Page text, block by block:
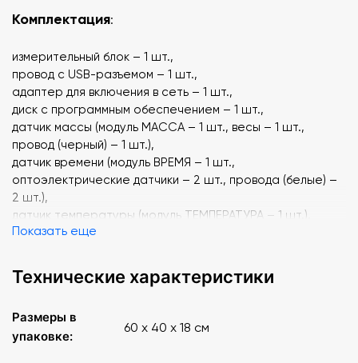
Комплектация:
измерительный блок – 1 шт.,
провод с USB-разъемом – 1 шт.,
адаптер для включения в сеть – 1 шт.,
диск с программным обеспечением – 1 шт.,
датчик массы (модуль МАССА – 1 шт., весы – 1 шт.,
провод (черный) – 1 шт.),
датчик времени (модуль ВРЕМЯ – 1 шт.,
оптоэлектрические датчики – 2 шт., провода (белые) –
2 шт.),
датчик температуры (модуль ТЕМПЕРАТУРА – 1 шт.),
датчик атмосферного давления (модуль АТМОСФЕРНОЕ
датчик относительной влажности воздуха (модуль
ОТНОСИТЕЛЬНАЯ ВЛАЖНОСТЬ – 1 шт.),
с резьбой – 1 шт., муфты – 2 шт., лапка – 1 шт., стержень
15 см с площадкой – 1 шт.),
Показать еще
Технические характеристики
Размеры в
упаковке:
60 х 40 х 18 см